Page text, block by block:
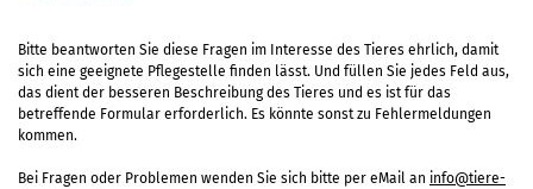
Bitte beantworten Sie diese Fragen im Interesse des Tieres ehrlich, damit
sich eine geeignete Pflegestelle finden lässt. Und füllen Sie jedes Feld aus,
das dient der besseren Beschreibung des Tieres und es ist für das
betreffende Formular erforderlich. Es könnte sonst zu Fehlermeldungen
kommen.
Bei Fragen oder Problemen wenden Sie sich bitte per eMail an info@tiere-